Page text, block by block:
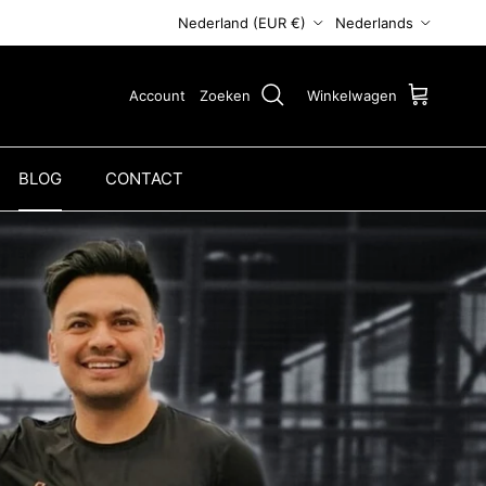
Nederland (EUR €) Nederlands
Account Zoeken Winkelwagen
BLOG CONTACT